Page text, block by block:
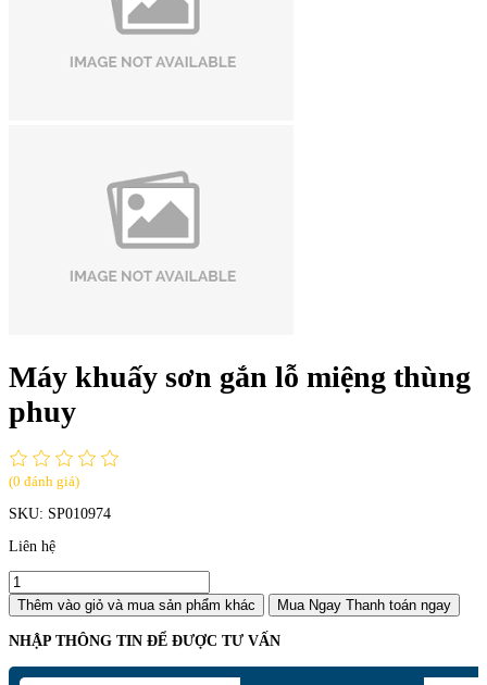
Máy khuấy sơn gắn lỗ miệng thùng
phuy
(0 đánh giá)
SKU: SP010974
Liên hệ
Thêm vào giỏ và mua sản phẩm khác Mua Ngay Thanh toán ngay
NHẬP THÔNG TIN ĐỂ ĐƯỢC TƯ VẤN